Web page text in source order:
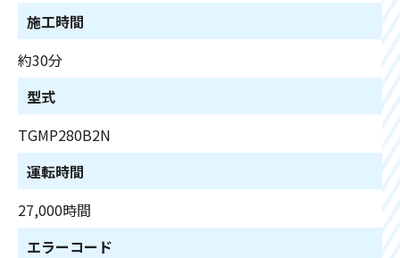
施工時間
約30分
型式
TGMP280B2N
運転時間
27,000時間
エラーコード